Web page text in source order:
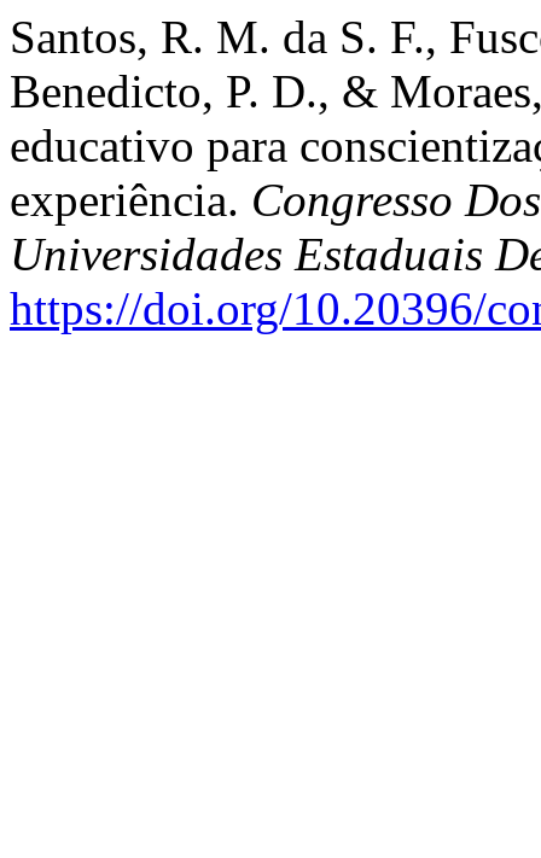
Santos, R. M. da S. F.,
Benedicto, P. D., &
educativo para
experiência. Congresso
Universidades Estaduais
https://doi.org/10.20396/